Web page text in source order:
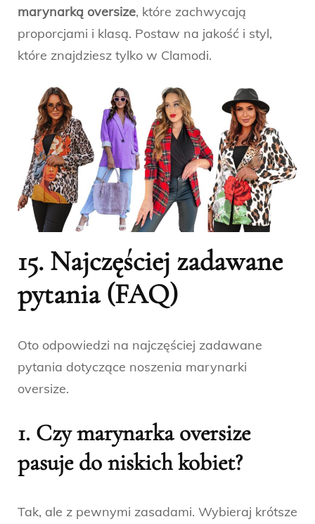
marynarką oversize, które zachwycają
proporcjami i klasą. Postaw na jakość i styl,
które znajdziesz tylko w Clamodi.
15. Najczęściej zadawane
pytania (FAQ)
Oto odpowiedzi na najczęściej zadawane
pytania dotyczące noszenia marynarki
oversize.
1. Czy marynarka oversize
pasuje do niskich kobiet?
Tak, ale z pewnymi zasadami. Wybieraj krótsze